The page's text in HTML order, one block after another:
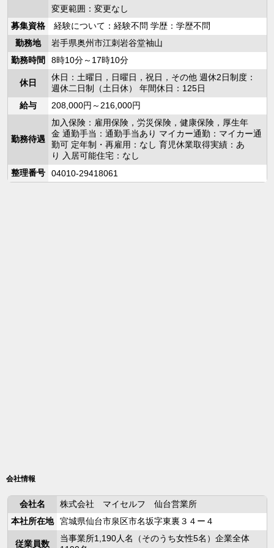
変更範囲：変更なし
募集資格
経験について：経験不問 学歴：学歴不問
勤務地
岩手県奥州市江刺岩谷堂袖山
勤務時間
8時10分～17時10分
休日
休日：土曜日，日曜日，祝日，その他 週休2日制度：
週休二日制（土日休） 年間休日：125日
給与
208,000円～216,000円
勤務待遇
加入保険：雇用保険，労災保険，健康保険，厚生年
金 通勤手当：通勤手当あり マイカー通勤：マイカー通
勤可 定年制・再雇用：なし 育児休業取得実績：あ
り 入居可能住宅：なし
整理番号
04010-29418061
会社情報
会社名
株式会社 マイセルフ 仙台営業所
本社所在地
宮城県仙台市泉区市名坂字東裏３４ー４
従業員数
当事業所1,190人名（そのうち女性5名）企業全体